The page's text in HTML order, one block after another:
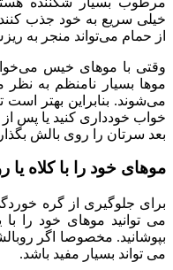
خیلی سریع به خود جذب
از حمام می‌تواند منجر به
وقتی با موهای خیس
موها بسیار نامنظم به
می‌شوند. بنابراین بهتر است
خواب خودداری کنید یا پس
بعد سرتان را روی بالش
موهای خود را با کلاه یا
برای جلوگیری از گره
می توانید موهای خود را
بپوشانید. مخصوصا اگر
می تواند بسیار مفید باشد.